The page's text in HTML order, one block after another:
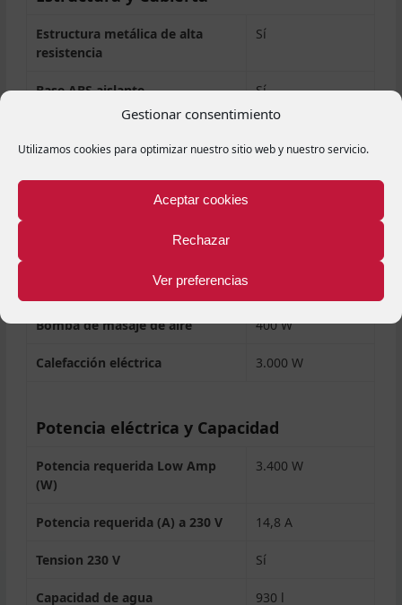
Gestionar consentimiento
Utilizamos cookies para optimizar nuestro sitio web y nuestro servicio.
Aceptar cookies
Rechazar
Ver preferencias
Estructura metálica de alta
resistencia
Sí
Base ABS aislante Sí
Bomba de masaje de aire 400 W
Calefacción eléctrica 3.000 W
Potencia eléctrica y Capacidad
Potencia requerida Low Amp
(W)
3.400 W
Potencia requerida (A) a 230 V 14,8 A
Tension 230 V Sí
Capacidad de agua 930 l